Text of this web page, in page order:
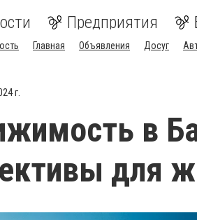
Предприятия
Главная Объявления Досуг
г.
в
для